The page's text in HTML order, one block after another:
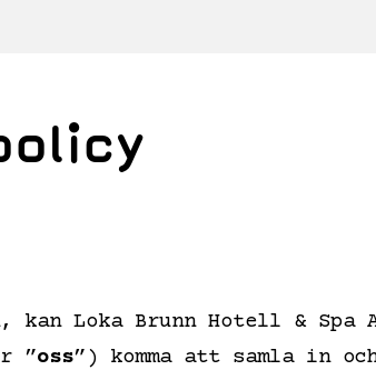
kan Loka Brunn Hotell & Spa
”oss”) komma att samla in